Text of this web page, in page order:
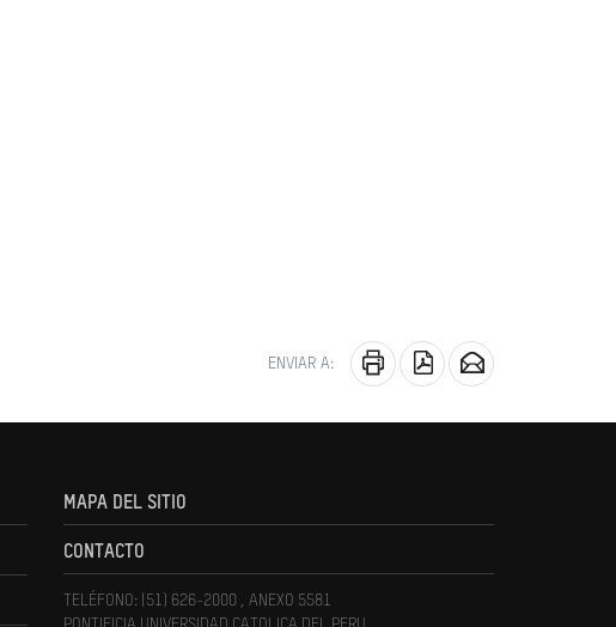
ENVIAR A:
MAPA DEL SITIO
CONTACTO
TELÉFONO: (51) 626-2000 , ANEXO 5581